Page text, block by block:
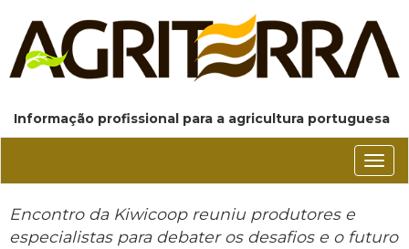
Informação profissional para a agricultura portuguesa
Encontro da Kiwicoop reuniu produtores e
especialistas para debater os desafios e o futuro